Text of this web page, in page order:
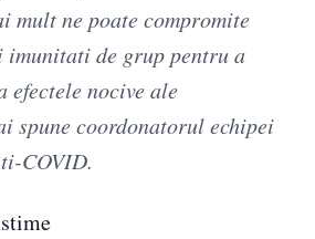
mult ne poate compromite
imunitati de grup pentru a
efectele nocive ale
spune coordonatorul echipei
COVID.